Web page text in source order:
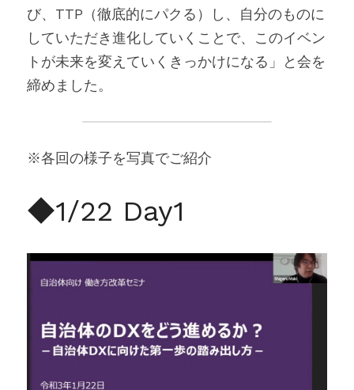
び、TTP（徹底的にパクる）し、自分のものに
していただき進化していくことで、このイベン
トが未来を変えていくきっかけになる」と会を
締めました。
※各回の様子を写真でご紹介
◆1/22 Day1